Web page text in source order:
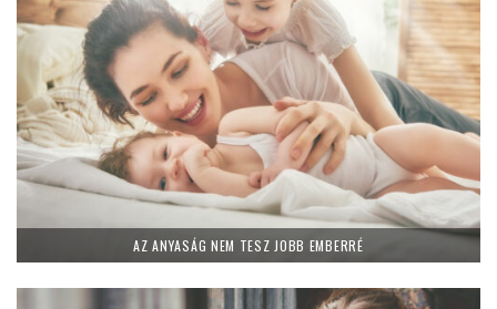
AZ ANYASÁG NEM TESZ JOBB EMBERRÉ